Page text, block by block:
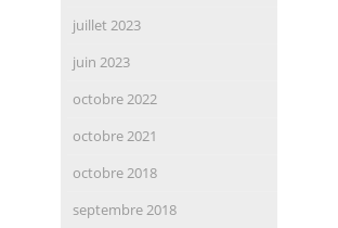
juillet 2023
juin 2023
octobre 2022
octobre 2021
octobre 2018
septembre 2018